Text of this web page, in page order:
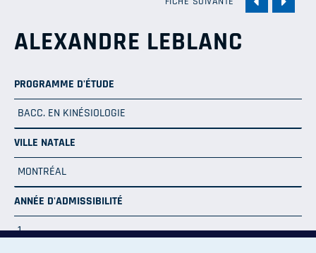
ALEXANDRE LEBLANC
PROGRAMME D'ÉTUDE
BACC. EN KINÉSIOLOGIE
VILLE NATALE
MONTRÉAL
ANNÉE D'ADMISSIBILITÉ
1